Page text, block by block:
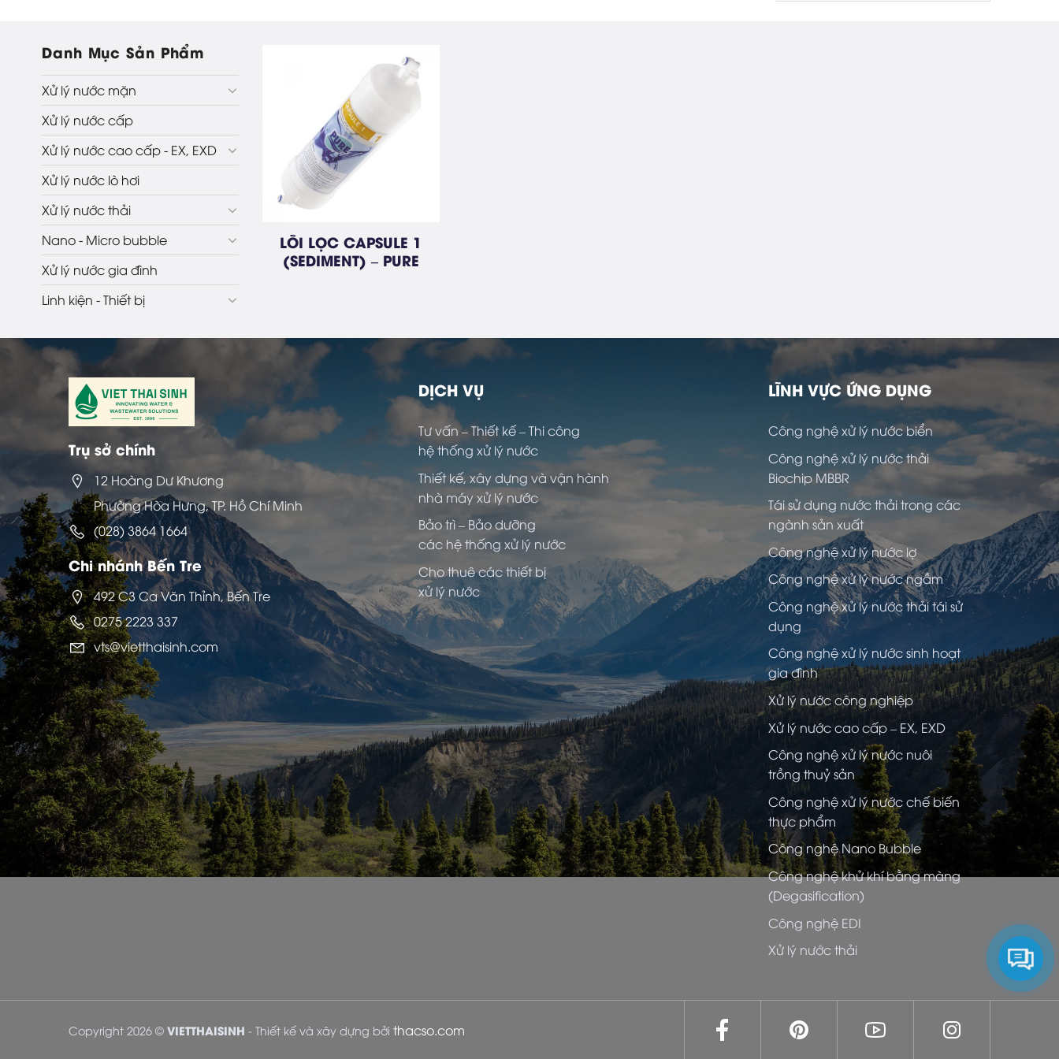
EXD
Công nghệ xử lý nước nuôi
Công nghệ khử khí bằng
màng (Degasification)
Danh Mục Sản Phẩm
Xử lý nước mặn
Xử lý nước cấp
Xử lý nước cao cấp - EX, EXD
Xử lý nước lò hơi
Xử lý nước thải
Nano - Micro bubble
Xử lý nước gia đình
Linh kiện - Thiết bị
LÕI LỌC CAPSULE 1
(SEDIMENT) – PURE
Trụ sở chính
12 Hoàng Dư Khương
Phường Hòa Hưng, TP. Hồ Chí Minh
(028) 3864 1664
Chi nhánh Bến Tre
492 C3 Ca Văn Thỉnh, Bến Tre
0275 2223 337
vts@vietthaisinh.com
DỊCH VỤ
Tư vấn – Thiết kế – Thi công
hệ thống xử lý nước
Thiết kế, xây dựng và vận hành
nhà máy xử lý nước
Bảo trì – Bảo dưỡng
các hệ thống xử lý nước
Cho thuê các thiết bị
xử lý nước
LĨNH VỰC ỨNG DỤNG
Công nghệ xử lý nước biển
Công nghệ xử lý nước thải
Biochip MBBR
Tái sử dụng nước thải trong các
ngành sản xuất
Công nghệ xử lý nước lợ
Công nghệ xử lý nước ngầm
Công nghệ xử lý nước thải tái sử
dụng
Công nghệ xử lý nước sinh hoạt
gia đình
Xử lý nước công nghiệp
Xử lý nước cao cấp – EX, EXD
Công nghệ xử lý nước nuôi
trồng thuỷ sản
Công nghệ xử lý nước chế biến
thực phẩm
Công nghệ Nano Bubble
Công nghệ khử khí bằng màng
(Degasification)
Công nghệ EDI
Xử lý nước thải
Copyright 2026 © VIETTHAISINH - Thiết kế và xây dựng bởi thacso.com